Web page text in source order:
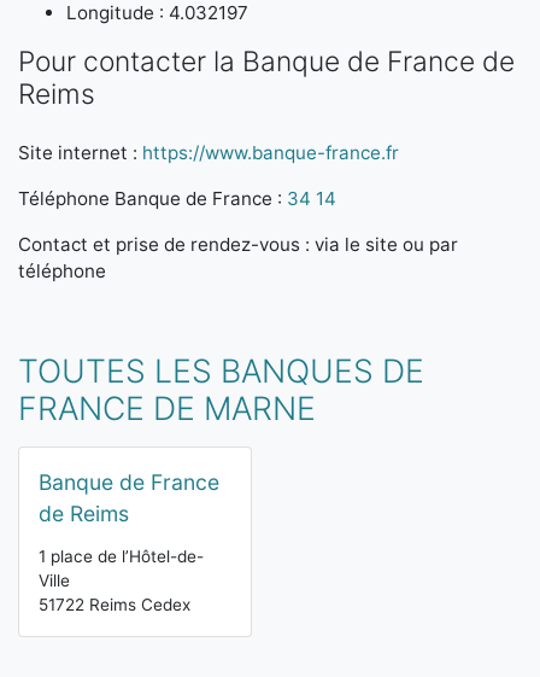
Longitude : 4.032197
Pour contacter la Banque de France de
Reims
Site internet : https://www.banque-france.fr
Téléphone Banque de France : 34 14
Contact et prise de rendez-vous : via le site ou par
téléphone
TOUTES LES BANQUES DE
FRANCE DE MARNE
Banque de France
de Reims
1 place de l’Hôtel-de-
Ville
51722 Reims Cedex